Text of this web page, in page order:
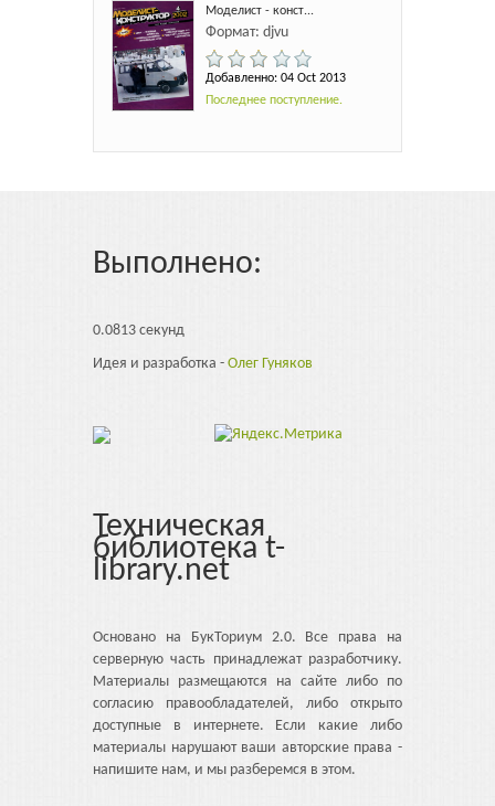
Моделист - конст...
Формат: djvu
Добавленно: 04 Oct 2013
Последнее поступление.
Выполнено:
0.0813 секунд
Идея и разработка - Олег Гуняков
Техническая
библиотека t-
library.net
Основано на БукТориум 2.0. Все права на
серверную часть принадлежат разработчику.
Материалы размещаются на сайте либо по
согласию правообладателей, либо открыто
доступные в интернете. Если какие либо
материалы нарушают ваши авторские права -
напишите нам, и мы разберемся в этом.